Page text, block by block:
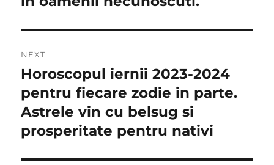
NEXT
Next
post:
Horoscopul iernii 2023-2024
pentru fiecare zodie in parte.
Astrele vin cu belsug si
prosperitate pentru nativi